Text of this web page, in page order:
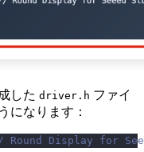
した driver.h ファイ
になります：
Round Display for